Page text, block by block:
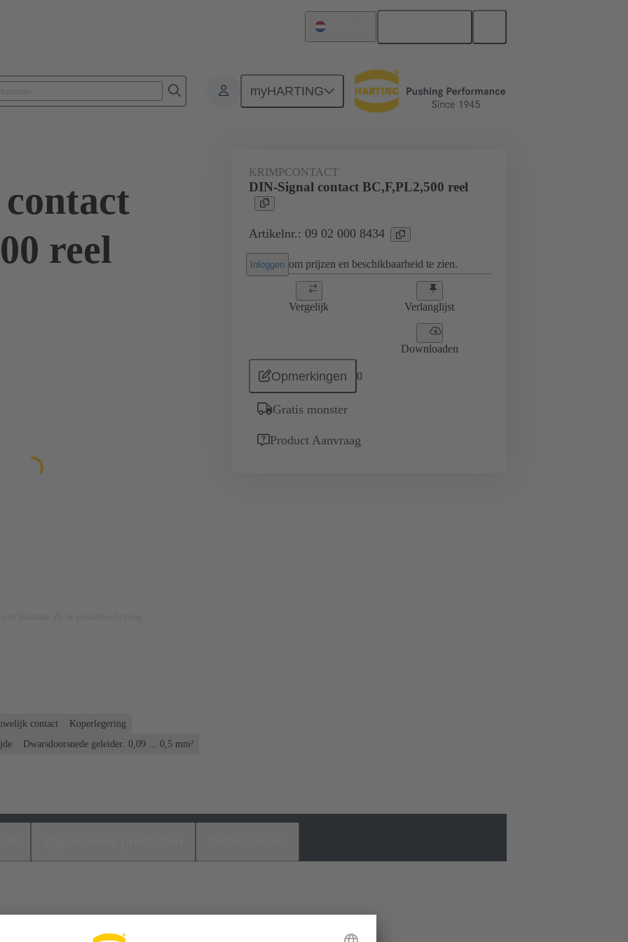
myHARTING
reel
KRIMPCONTACT
DIN-Signal contact BC,F,PL2,500 reel
Artikelnr.: 09 02 000 8434
Inloggen om prijzen en beschikbaarheid te zien.
Vergelijk Verlanglijst
Downloaden
Opmerkingen 0
Gratis monster
Product Aanvraag
contact
Koperlegering
Dwarsdoorsnede geleider: 0,09 ... 0,5 mm²